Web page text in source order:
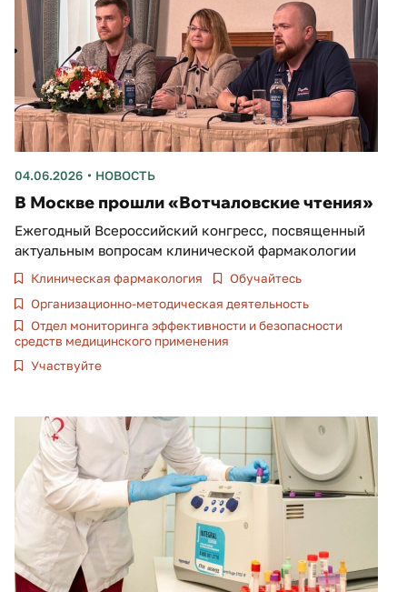
04.06.2026 НОВОСТЬ
В Москве прошли «Вотчаловские чтения»
Ежегодный Всероссийский конгресс, посвященный
актуальным вопросам клинической фармакологии
Клиническая фармакология
Обучайтесь
Организационно-методическая деятельность
Отдел мониторинга эффективности и безопасности
средств медицинского применения
Участвуйте